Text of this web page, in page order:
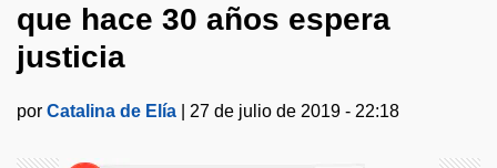
que hace 30 años espera
justicia
por Catalina de Elía 27 de julio de 2019 - 22:18